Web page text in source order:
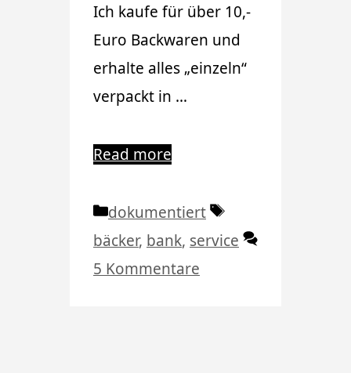
Ich kaufe für über 10,-
Euro Backwaren und
erhalte alles „einzeln“
verpackt in …
Read more
Kategorien
dokumentiert
Schlagwörter
bäcker, bank, service
5 Kommentare